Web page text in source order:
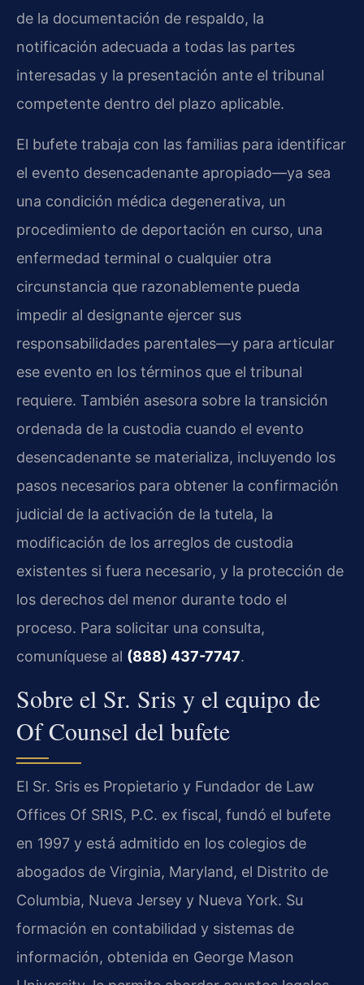
de la documentación de respaldo, la
notificación adecuada a todas las partes
interesadas y la presentación ante el tribunal
competente dentro del plazo aplicable.
El bufete trabaja con las familias para identificar
el evento desencadenante apropiado—ya sea
una condición médica degenerativa, un
procedimiento de deportación en curso, una
enfermedad terminal o cualquier otra
circunstancia que razonablemente pueda
impedir al designante ejercer sus
responsabilidades parentales—y para articular
ese evento en los términos que el tribunal
requiere. También asesora sobre la transición
ordenada de la custodia cuando el evento
desencadenante se materializa, incluyendo los
pasos necesarios para obtener la confirmación
judicial de la activación de la tutela, la
modificación de los arreglos de custodia
existentes si fuera necesario, y la protección de
los derechos del menor durante todo el
proceso. Para solicitar una consulta,
comuníquese al (888) 437-7747.
Sobre el Sr. Sris y el equipo de
Of Counsel del bufete
El Sr. Sris es Propietario y Fundador de Law
Offices Of SRIS, P.C. ex fiscal, fundó el bufete
en 1997 y está admitido en los colegios de
abogados de Virginia, Maryland, el Distrito de
Columbia, Nueva Jersey y Nueva York. Su
formación en contabilidad y sistemas de
información, obtenida en George Mason